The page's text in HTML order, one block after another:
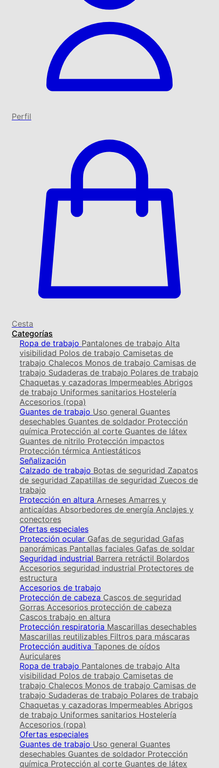
Perfil
Cesta
Categorías
Ropa de trabajo Pantalones de trabajo Alta
visibilidad Polos de trabajo Camisetas de
trabajo Chalecos Monos de trabajo Camisas de
trabajo Sudaderas de trabajo Polares de trabajo
Chaquetas y cazadoras Impermeables Abrigos
de trabajo Uniformes sanitarios Hostelería
Accesorios (ropa)
Guantes de trabajo Uso general Guantes
desechables Guantes de soldador Protección
química Protección al corte Guantes de látex
Guantes de nitrilo Protección impactos
Protección térmica Antiestáticos
Señalización
Calzado de trabajo Botas de seguridad Zapatos
de seguridad Zapatillas de seguridad Zuecos de
trabajo
Protección en altura Arneses Amarres y
anticaídas Absorbedores de energía Anclajes y
conectores
Ofertas especiales
Protección ocular Gafas de seguridad Gafas
panorámicas Pantallas faciales Gafas de soldar
Seguridad industrial Barrera retráctil Bolardos
Accesorios seguridad industrial Protectores de
estructura
Accesorios de trabajo
Protección de cabeza Cascos de seguridad
Gorras Accesorios protección de cabeza
Cascos trabajo en altura
Protección respiratoria Mascarillas desechables
Mascarillas reutilizables Filtros para máscaras
Protección auditiva Tapones de oídos
Auriculares
Ropa de trabajo Pantalones de trabajo Alta
visibilidad Polos de trabajo Camisetas de
trabajo Chalecos Monos de trabajo Camisas de
trabajo Sudaderas de trabajo Polares de trabajo
Chaquetas y cazadoras Impermeables Abrigos
de trabajo Uniformes sanitarios Hostelería
Accesorios (ropa)
Ofertas especiales
Guantes de trabajo Uso general Guantes
desechables Guantes de soldador Protección
química Protección al corte Guantes de látex